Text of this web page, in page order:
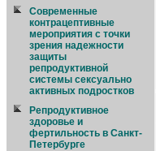
Современные
контрацептивные
мероприятия с точки
зрения надежности
защиты
репродуктивной
системы сексуально
активных подростков
Репродуктивное
здоровье и
фертильность в Санкт-
Петербурге